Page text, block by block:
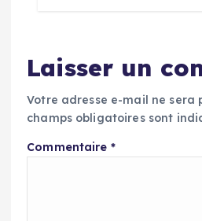
Laisser un
Votre adresse e-mail ne sera
champs obligatoires sont
Commentaire *